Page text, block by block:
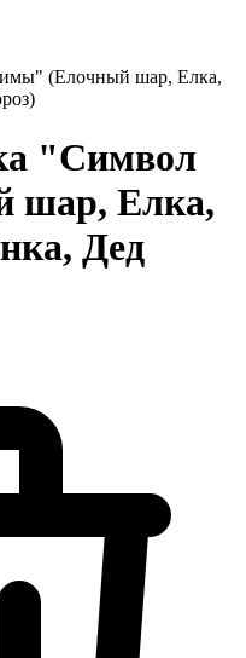
(Елочный шар, Елка,
"Символ
шар, Елка,
Дед